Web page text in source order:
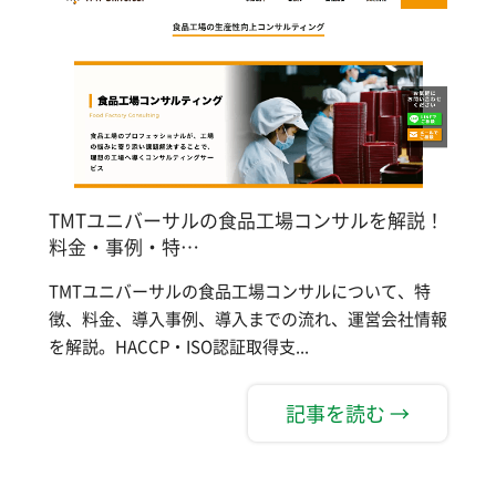
TMTユニバーサルの食品工場コンサルを解説！
料金・事例・特…
TMTユニバーサルの食品工場コンサルについて、特
徴、料金、導入事例、導入までの流れ、運営会社情報
を解説。HACCP・ISO認証取得支...
記事を読む →